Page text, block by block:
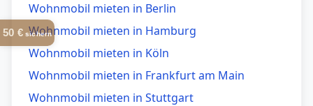
Wohnmobil mieten in Berlin
Wohnmobil mieten in Hamburg
Wohnmobil mieten in Köln
Wohnmobil mieten in Frankfurt am Main
Wohnmobil mieten in Stuttgart
50 €sichern